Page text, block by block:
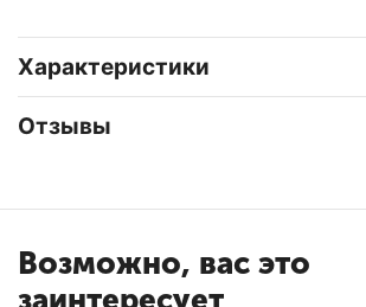
Характеристики
Отзывы
Возможно, вас это